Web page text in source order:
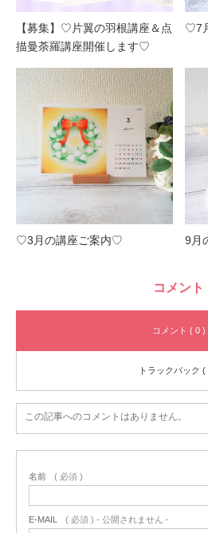
【募集】♡片翼の羽根講座＆点
描曼荼羅講座開催します♡
♡7
♡3月の講座ご案内♡ 9月
コメント
コメント ( 0 )
トラックバック (
この記事へのコメントはありません。
名前 ( 必須 )
E-MAIL ( 必須 ) - 公開されません -